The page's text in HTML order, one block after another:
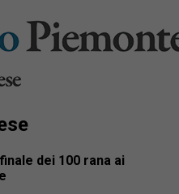
dei 100 rana ai